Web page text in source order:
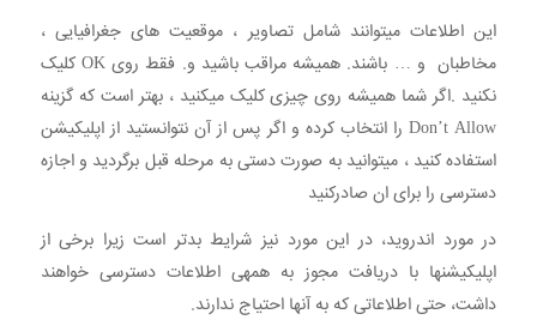
این اطلاعات میتوانند شامل تصاویر ، موقعیت های جغرافیایی ،
مخاطبان و … باشند. همیشه مراقب باشید و. فقط روی OK کلیک
نکنید .اگر شما همیشه روی چیزی کلیک میکنید ، بهتر است که گزینه
Don’t Allow را انتخاب کرده و اگر پس از آن نتوانستید از اپلیکیشن
استفاده کنید ، میتوانید به صورت دستی به مرحله قبل برگردید و اجازه
دسترسی را برای ان صادرکنید
در مورد اندروید، در این مورد نیز شرایط بدتر است زیرا برخی از
اپلیکیشنها با دریافت مجوز به همهی اطلاعات دسترسی خواهند
داشت، حتی اطلاعاتی که به آنها احتیاج ندارند.